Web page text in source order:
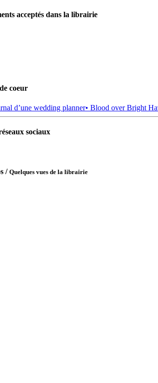
acceptés dans la librairie
coeur
d’une wedding planner• Blood over Bright
sociaux
/ Quelques vues de la librairie